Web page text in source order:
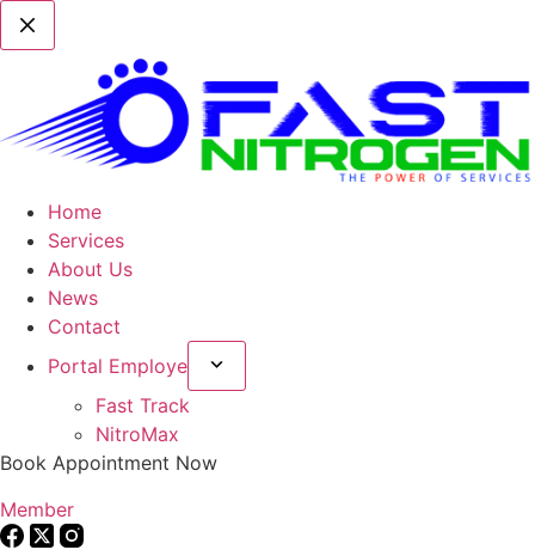
Home
Services
About Us
News
Contact
Portal Employe
Fast Track
NitroMax
Book Appointment Now
Member